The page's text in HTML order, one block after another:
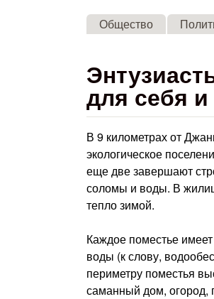
Общество
для себя
В 9 километрах от
экологическое
еще две завершают
соломы и воды. В
тепло зимой.
Каждое поместье
воды (к слову,
периметру поместья
саманный дом, огород,